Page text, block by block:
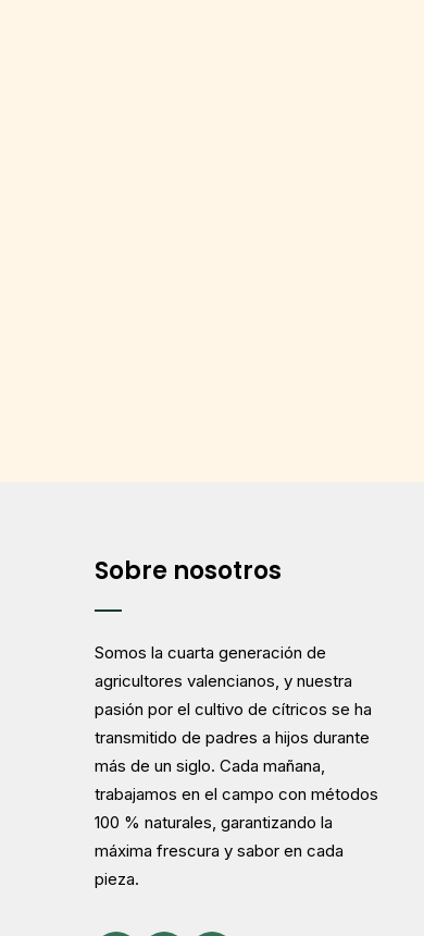
Sobre nosotros
Somos la cuarta generación de
agricultores valencianos, y nuestra
pasión por el cultivo de cítricos se ha
transmitido de padres a hijos durante
más de un siglo. Cada mañana,
trabajamos en el campo con métodos
100 % naturales, garantizando la
máxima frescura y sabor en cada
pieza.